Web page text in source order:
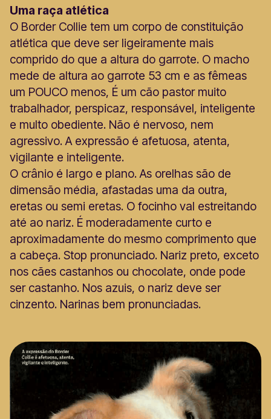
Uma raça atlética
O Border Collie tem um corpo de constituição
atlética que deve ser ligeiramente mais
comprido do que a altura do garrote. O macho
mede de altura ao garrote 53 cm e as fêmeas
um POUCO menos, É um cão pastor muito
trabalhador, perspicaz, responsável, inteligente
e multo obediente. Não é nervoso, nem
agressivo. A expressão é afetuosa, atenta,
vigilante e inteligente.
O crânio é largo e plano. As orelhas são de
dimensão média, afastadas uma da outra,
eretas ou semi eretas. O focinho val estreitando
até ao nariz. É moderadamente curto e
aproximadamente do mesmo comprimento que
a cabeça. Stop pronunciado. Nariz preto, exceto
nos cães castanhos ou chocolate, onde pode
ser castanho. Nos azuis, o nariz deve ser
cinzento. Narinas bem pronunciadas.